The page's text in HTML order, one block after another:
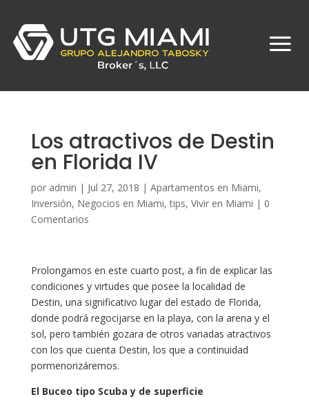
Los atractivos de Destin
en Florida IV
por admin | Jul 27, 2018 | Apartamentos en Miami,
Inversión, Negocios en Miami,tips, Vivir en Miami | 0
Comentarios
Prolongamos en este cuarto post, a fin de explicar las
condiciones y virtudes que posee la localidad de
Destin, una significativo lugar del estado de Florida,
donde podrá regocijarse en la playa, con la arena y el
sol, pero también gozara de otros variadas atractivos
con los que cuenta Destin, los que a continuidad
pormenorizáremos.
El Buceo tipo Scuba y de superficie